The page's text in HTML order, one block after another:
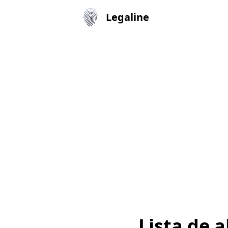
Legaline